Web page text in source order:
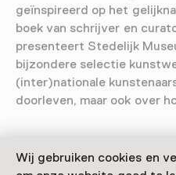
Wij gebruiken cookies en
geïnspireerd op het
boek van schrijver en
presenteert Stedelijk
bijzondere selectie
(inter)nationale
doorleven, maar ook over